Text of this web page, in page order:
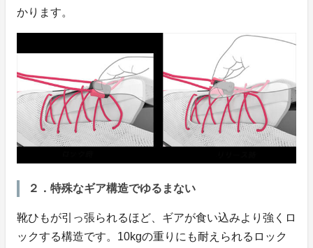
かります。
２．特殊なギア構造でゆるまない
靴ひもが引っ張られるほど、ギアが食い込みより強くロ
ックする構造です。10kgの重りにも耐えられるロック